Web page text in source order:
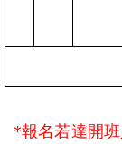
*報名若達開